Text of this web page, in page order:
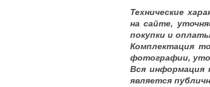
Технические
на сайте,
покупки и
Комплектация
фотографии,
Вся информация
является